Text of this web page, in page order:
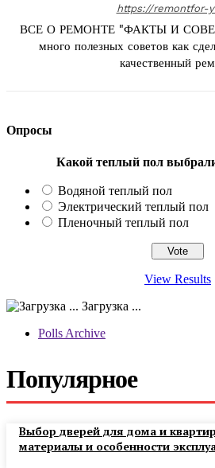
https://remontfor-
ВСЕ О РЕМОНТЕ "ФАКТЫ И
много полезных советов как
качественный
Опросы
Какой теплый пол
Водяной теплый пол
Электрический теплый пол
Пленочный теплый пол
View Results
Загрузка ...
Polls Archive
Популярное
Выбор дверей для дома и
материалы и особенности